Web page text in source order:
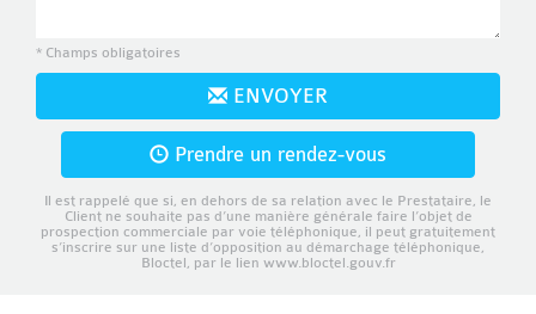
* Champs obligatoires
ENVOYER
Prendre un rendez-vous
Il est rappelé que si, en dehors de sa relation avec le Prestataire, le
Client ne souhaite pas d’une manière générale faire l’objet de
prospection commerciale par voie téléphonique, il peut gratuitement
s’inscrire sur une liste d’opposition au démarchage téléphonique,
Bloctel, par le lien www.bloctel.gouv.fr